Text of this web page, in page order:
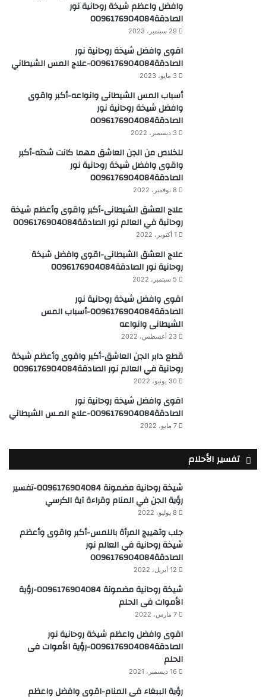
وافضل واعظم شيخة روحانية نور
الصادقة0096176904084
29 سبتمبر، 2023
اقوى وافضل شيخة روحانية نور
الصادقة0096176904084-علاج المس الشيطاني
3 مايو، 2023
أسباب المس الشيطانى وانواعه-أكبر واقوى
وافضل شيخة روحانية نور
الصادقة0096176904084
3 ديسمبر، 2022
للخلاص من الجن العاشق مهما كانت شدته-أكبر
واقوى وافضل شيخة روحانية نور
الصادقة0096176904084
8 نوفمبر، 2022
علاج العشق الشيطانى-أكبر واقوى وأعظم شيخة
روحانية في العالم نور الصادقة0096176904084
1 أكتوبر، 2022
علاج العشق الشيطانى-اقوى وافضل شيخة
روحانية نور الصادقة0096176904084
5 سبتمبر، 2022
اقوى وافضل شيخة روحانية نور
الصادقة0096176904084-أسباب المس
الشيطانى وانواعه
23 أغسطس، 2022
قطع دابر الجن العاشق-أكبر واقوى وأعظم شيخة
روحانية في العالم نور الصادقة0096176904084
30 يونيو، 2022
اقوى وافضل شيخة روحانية نور
الصادقة0096176904084-علاج المـس الشيطاني
7 مايو، 2022
تفسير الأحلام
شيخة روحانية مضمونة 0096176904084-تفسير
رؤية الجن في المنام وقراءة آية الكرسي
8 يوليو، 2022
جلب وتهييج المرأة باللمس-أكبر واقوى وأعظم
شيخة روحانية في العالم نور
الصادقة0096176904084
12 أبريل، 2022
شيخة روحانية مضمونة 0096176904084-رؤية
الأموات فى الحلم
7 مارس، 2022
اقوى وافضل واعظم شيخة روحانية نور
الصادقة0096176904084-رؤية الأموات فى
الحلم
16 ديسمبر، 2021
رؤية الببغاء في المنام-اقوى وافضل واعظم